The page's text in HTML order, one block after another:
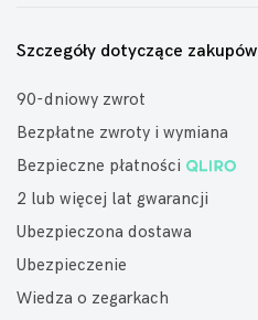
Szczegóły dotyczące zakupów
90-dniowy zwrot
Bezpłatne zwroty i wymiana
Bezpieczne płatności
2 lub więcej lat gwarancji
Ubezpieczona dostawa
Ubezpieczenie
Wiedza o zegarkach